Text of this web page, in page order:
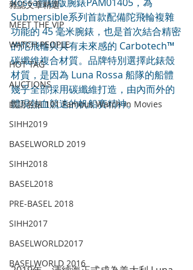
雜誌文章精選
MEET THE VIP
WATCH PEOPLE
HOT TAG
AUCTIONS
戲語名錶 101 Famous Watch in Movies
SIHH2019
BASELWORLD 2019
SIHH2018
BASEL2018
PRE-BASEL 2018
SIHH2017
BASELWORLD2017
BASELWORLD 2016
Submersible系列首款配備陀飛輪複雜
功能的 45 毫米腕錶，也是首次結合精密
的陀飛輪與具有未來感的 Carbotech™
碳纖維複合材質。品牌特別選擇此錶殼
材質，是因為 Luna Rossa 船隊的船體
幾乎全部採用碳纖維打造，由內而外的
體現熱血競速的帆船賽精神。